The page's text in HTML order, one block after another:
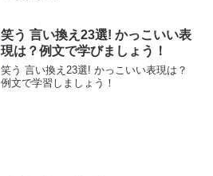
笑う 言い換え23選! かっこいい表
現は？例文で学びましょう！
笑う 言い換え23選! かっこいい表現は？
例文で学習しましょう！